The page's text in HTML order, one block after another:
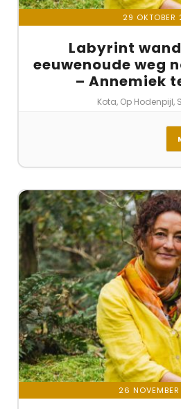
29
Labyrint
eeuwenoude weg
– Annemiek
Kota, Op Hodenpijl,
26